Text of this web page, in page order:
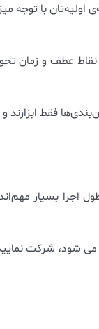
اولیه‌تان با توجه
نقاط عطف و زمان
فقط
اجرا بسیار
می شود، شرکت